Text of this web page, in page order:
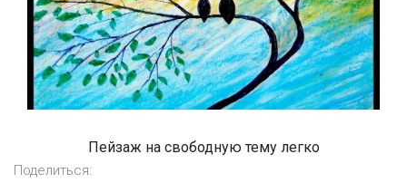
Пейзаж на свободную тему легко
Поделиться: